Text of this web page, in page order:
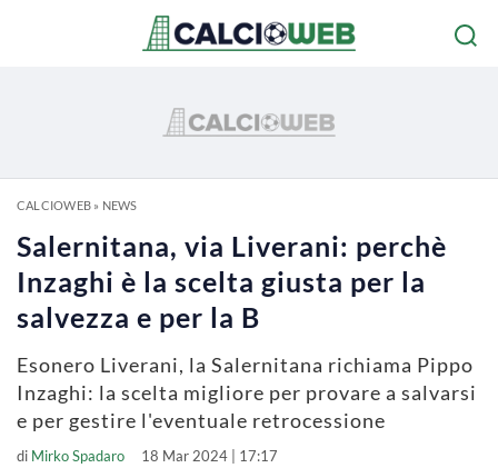
CALCIOWEB» NEWS
Salernitana, via Liverani: perchè
Inzaghi è la scelta giusta per la
salvezza e per la B
Esonero Liverani, la Salernitana richiama Pippo
Inzaghi: la scelta migliore per provare a salvarsi
e per gestire l'eventuale retrocessione
di Mirko Spadaro 18 Mar 2024 | 17:17